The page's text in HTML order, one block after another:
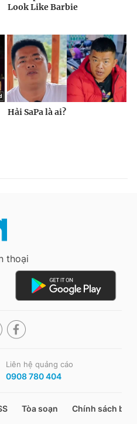
thoại
Liên hệ quảng cáo
0908 780 404
Tòa soạn Chính sách bảo